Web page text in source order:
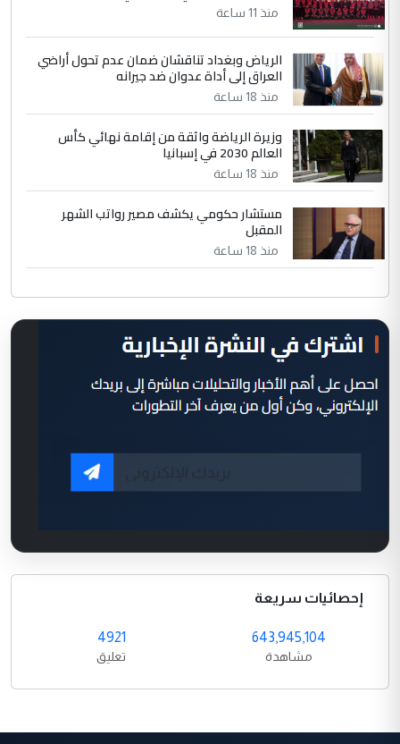
منذ 11 ساعة
الرياض وبغداد تناقشان ضمان عدم تحول أراضي
العراق إلى أداة عدوان ضد جيرانه
منذ 18 ساعة
وزيرة الرياضة واثقة من إقامة نهائي كأس
العالم 2030 في إسبانيا
منذ 18 ساعة
مستشار حكومي يكشف مصير رواتب الشهر
المقبل
منذ 18 ساعة
إحصائيات سريعة
643,945,104
مشاهدة
4921
تعليق